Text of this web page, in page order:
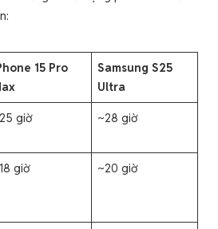
15 Pro
Samsung S25
Ultra
giờ ~28 giờ
giờ ~20 giờ